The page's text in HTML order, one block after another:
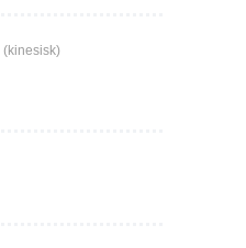
(kinesisk)